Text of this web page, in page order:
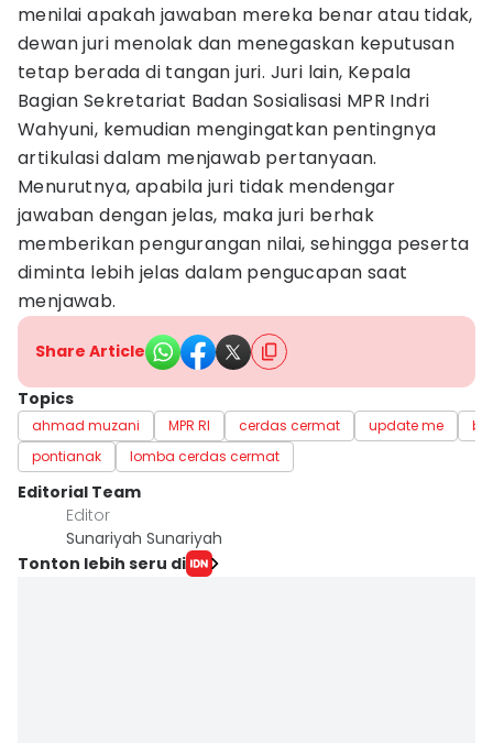
menilai apakah jawaban mereka benar atau tidak,
dewan juri menolak dan menegaskan keputusan
tetap berada di tangan juri. Juri lain, Kepala
Bagian Sekretariat Badan Sosialisasi MPR Indri
Wahyuni, kemudian mengingatkan pentingnya
artikulasi dalam menjawab pertanyaan.
Menurutnya, apabila juri tidak mendengar
jawaban dengan jelas, maka juri berhak
memberikan pengurangan nilai, sehingga peserta
diminta lebih jelas dalam pengucapan saat
menjawab.
Share Article
Topics
ahmad muzani MPR RI cerdas cermat update me
pontianak
lomba cerdas cermat
Editorial Team
Editor
Sunariyah Sunariyah
Tonton lebih seru di